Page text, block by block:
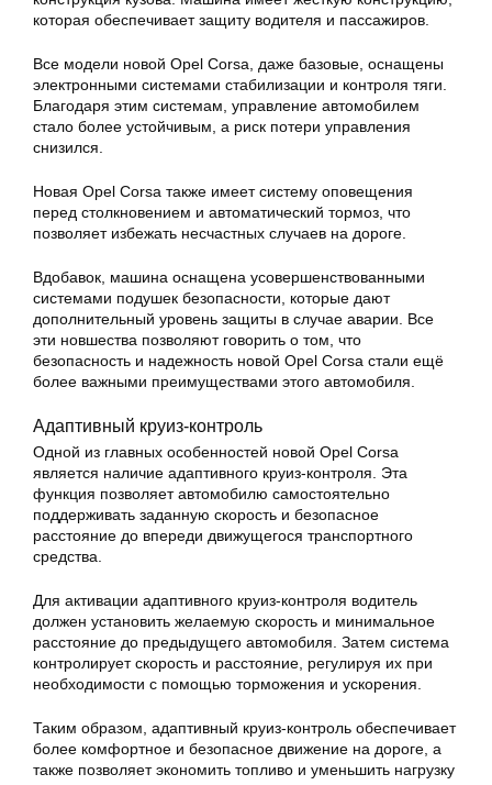
которая обеспечивает защиту водителя и пассажиров.
Все модели новой Opel Corsa, даже базовые, оснащены
электронными системами стабилизации и контроля тяги.
Благодаря этим системам, управление автомобилем
стало более устойчивым, а риск потери управления
снизился.
Новая Opel Corsa также имеет систему оповещения
перед столкновением и автоматический тормоз, что
позволяет избежать несчастных случаев на дороге.
Вдобавок, машина оснащена усовершенствованными
системами подушек безопасности, которые дают
дополнительный уровень защиты в случае аварии. Все
эти новшества позволяют говорить о том, что
безопасность и надежность новой Opel Corsa стали ещё
более важными преимуществами этого автомобиля.
Адаптивный круиз-контроль
Одной из главных особенностей новой Opel Corsa
является наличие адаптивного круиз-контроля. Эта
функция позволяет автомобилю самостоятельно
поддерживать заданную скорость и безопасное
расстояние до впереди движущегося транспортного
средства.
Для активации адаптивного круиз-контроля водитель
должен установить желаемую скорость и минимальное
расстояние до предыдущего автомобиля. Затем система
контролирует скорость и расстояние, регулируя их при
необходимости с помощью торможения и ускорения.
Таким образом, адаптивный круиз-контроль обеспечивает
более комфортное и безопасное движение на дороге, а
также позволяет экономить топливо и уменьшить нагрузку